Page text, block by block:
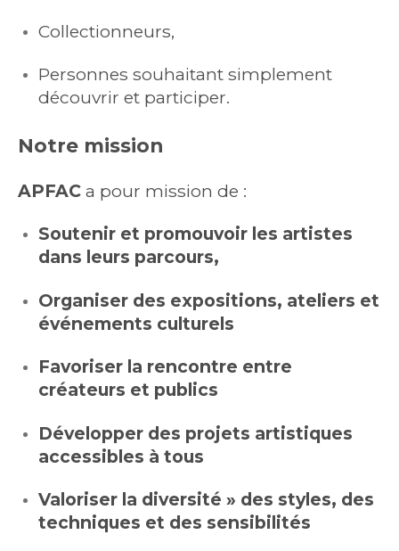
Collectionneurs,
Personnes souhaitant simplement
découvrir et participer.
Notre mission
APFAC a pour mission de :
Soutenir et promouvoir les artistes
dans leurs parcours,
Organiser des expositions, ateliers et
événements culturels
Favoriser la rencontre entre
créateurs et publics
Développer des projets artistiques
accessibles à tous
Valoriser la diversité » des styles, des
techniques et des sensibilités